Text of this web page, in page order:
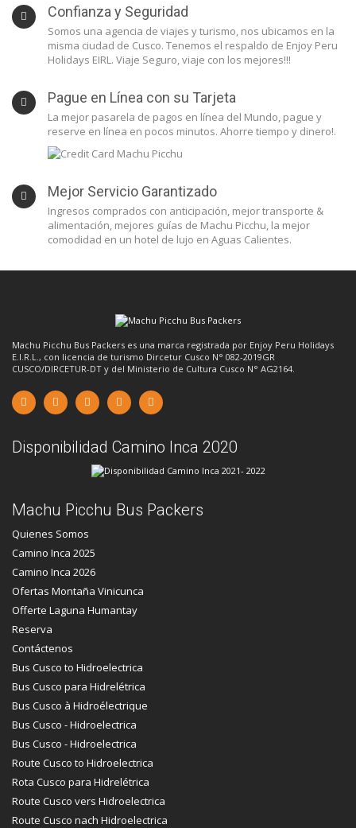
Confianza y Seguridad
Somos una agencia de viajes y turismo, nos ubicamos en la
misma ciudad de Cusco. Tenemos el respaldo de Enjoy Peru
Holidays EIRL. Viaje Seguro, viaje con los mejores!!!
Pague en Línea con su Tarjeta
La mejor pasarela de pagos en línea del Mundo, pague y
reserve en línea en pocos minutos. Ahorre tiempo y dinero!.
Mejor Servicio Garantizado
Ingresos comprados con anticipación, mejor transporte &
alimentación, mejores guías de Machu Picchu, la mejor
comodidad en un hotel de lujo en Aguas Calientes.
Machu Picchu Bus Packers es una marca registrada por Enjoy Peru Holidays
E.I.R.L., con licencia de turismo Dircetur Cusco N° 082-2019GR
CUSCO/DIRCETUR-DT y del Ministerio de Cultura Cusco N° AG2164.
Disponibilidad Camino Inca 2020
Machu Picchu Bus Packers
Quienes Somos
Camino Inca 2025
Camino Inca 2026
Ofertas Montaña Vinicunca
Offerte Laguna Humantay
Reserva
Contáctenos
Bus Cusco to Hidroelectrica
Bus Cusco para Hidrelétrica
Bus Cusco à Hidroélectrique
Bus Cusco - Hidroelectrica
Bus Cusco - Hidroelectrica
Route Cusco to Hidroelectrica
Rota Cusco para Hidrelétrica
Route Cusco vers Hidroelectrica
Route Cusco nach Hidroelectrica